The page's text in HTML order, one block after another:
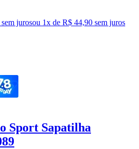
jurosou 1x de R$ 44,90 sem juros
Sport Sapatilha